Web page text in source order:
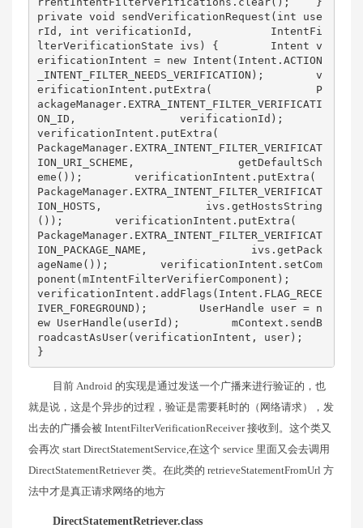
private void sendVerificationRequest(int use
rId, int verificationId,            IntentFi
lterVerificationState ivs) {        Intent v
erificationIntent = new Intent(Intent.ACTION
_INTENT_FILTER_NEEDS_VERIFICATION);        v
erificationIntent.putExtra(                P
ackageManager.EXTRA_INTENT_FILTER_VERIFICATI
ON_ID,                verificationId);
verificationIntent.putExtra(
PackageManager.EXTRA_INTENT_FILTER_VERIFICAT
ION_URI_SCHEME,                getDefaultSch
eme());        verificationIntent.putExtra(
PackageManager.EXTRA_INTENT_FILTER_VERIFICAT
ION_HOSTS,                ivs.getHostsString
());        verificationIntent.putExtra(
PackageManager.EXTRA_INTENT_FILTER_VERIFICAT
ION_PACKAGE_NAME,                ivs.getPack
ageName());        verificationIntent.setCom
ponent(mIntentFilterVerifierComponent);
verificationIntent.addFlags(Intent.FLAG_RECE
IVER_FOREGROUND);        UserHandle user = n
ew UserHandle(userId);        mContext.sendB
roadcastAsUser(verificationIntent, user);
}
目前 Android 的实现是通过发送一个广播来进行验证的，也
就是说，这是个异步的过程，验证是需要耗时的（网络请求），发
出去的广播会被 IntentFilterVerificationReceiver 接收到。这个类又
会再次 start DirectStatementService,在这个 service 里面又会去调用
DirectStatementRetriever 类。在此类的 retrieveStatementFromUrl 方
法中才是真正请求网络的地方
DirectStatementRetriever.class